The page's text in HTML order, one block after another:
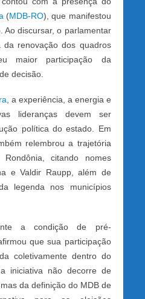
(MDB-RO), que manifestou
Ao discursar, o parlamentar
da renovação dos quadros
maior participação da
decisão.
, a experiência, a energia e
lideranças devem ser
política do estado. Em
relembrou a trajetória
citando nomes
e Valdir Raupp, além de
legenda nos municípios
a condição de pré-
que sua participação
coletivamente dentro do
iniciativa não decorre de
da definição do MDB de